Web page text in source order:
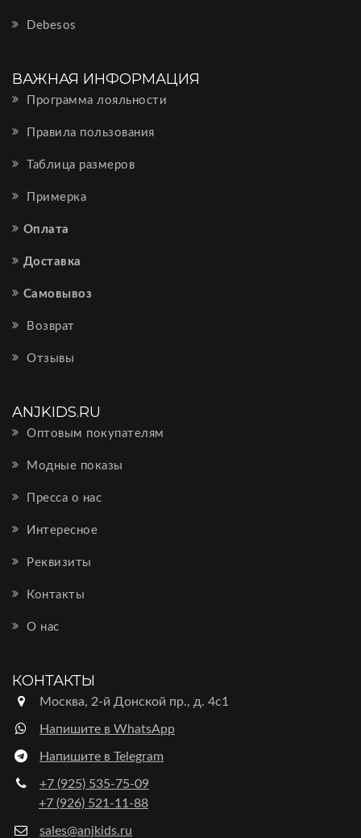
Debesos
ВАЖНАЯ ИНФОРМАЦИЯ
Программа лояльности
Правила пользования
Таблица размеров
Примерка
Оплата
Доставка
Самовывоз
Возврат
Отзывы
ANJKIDS.RU
Оптовым покупателям
Модные показы
Пресса о нас
Интересное
Реквизиты
Контакты
О нас
КОНТАКТЫ
Москва, 2-й Донской пр., д. 4с1
Напишите в WhatsApp
Напишите в Telegram
+7 (925) 535-75-09
+7 (926) 521-11-88
sales@anjkids.ru